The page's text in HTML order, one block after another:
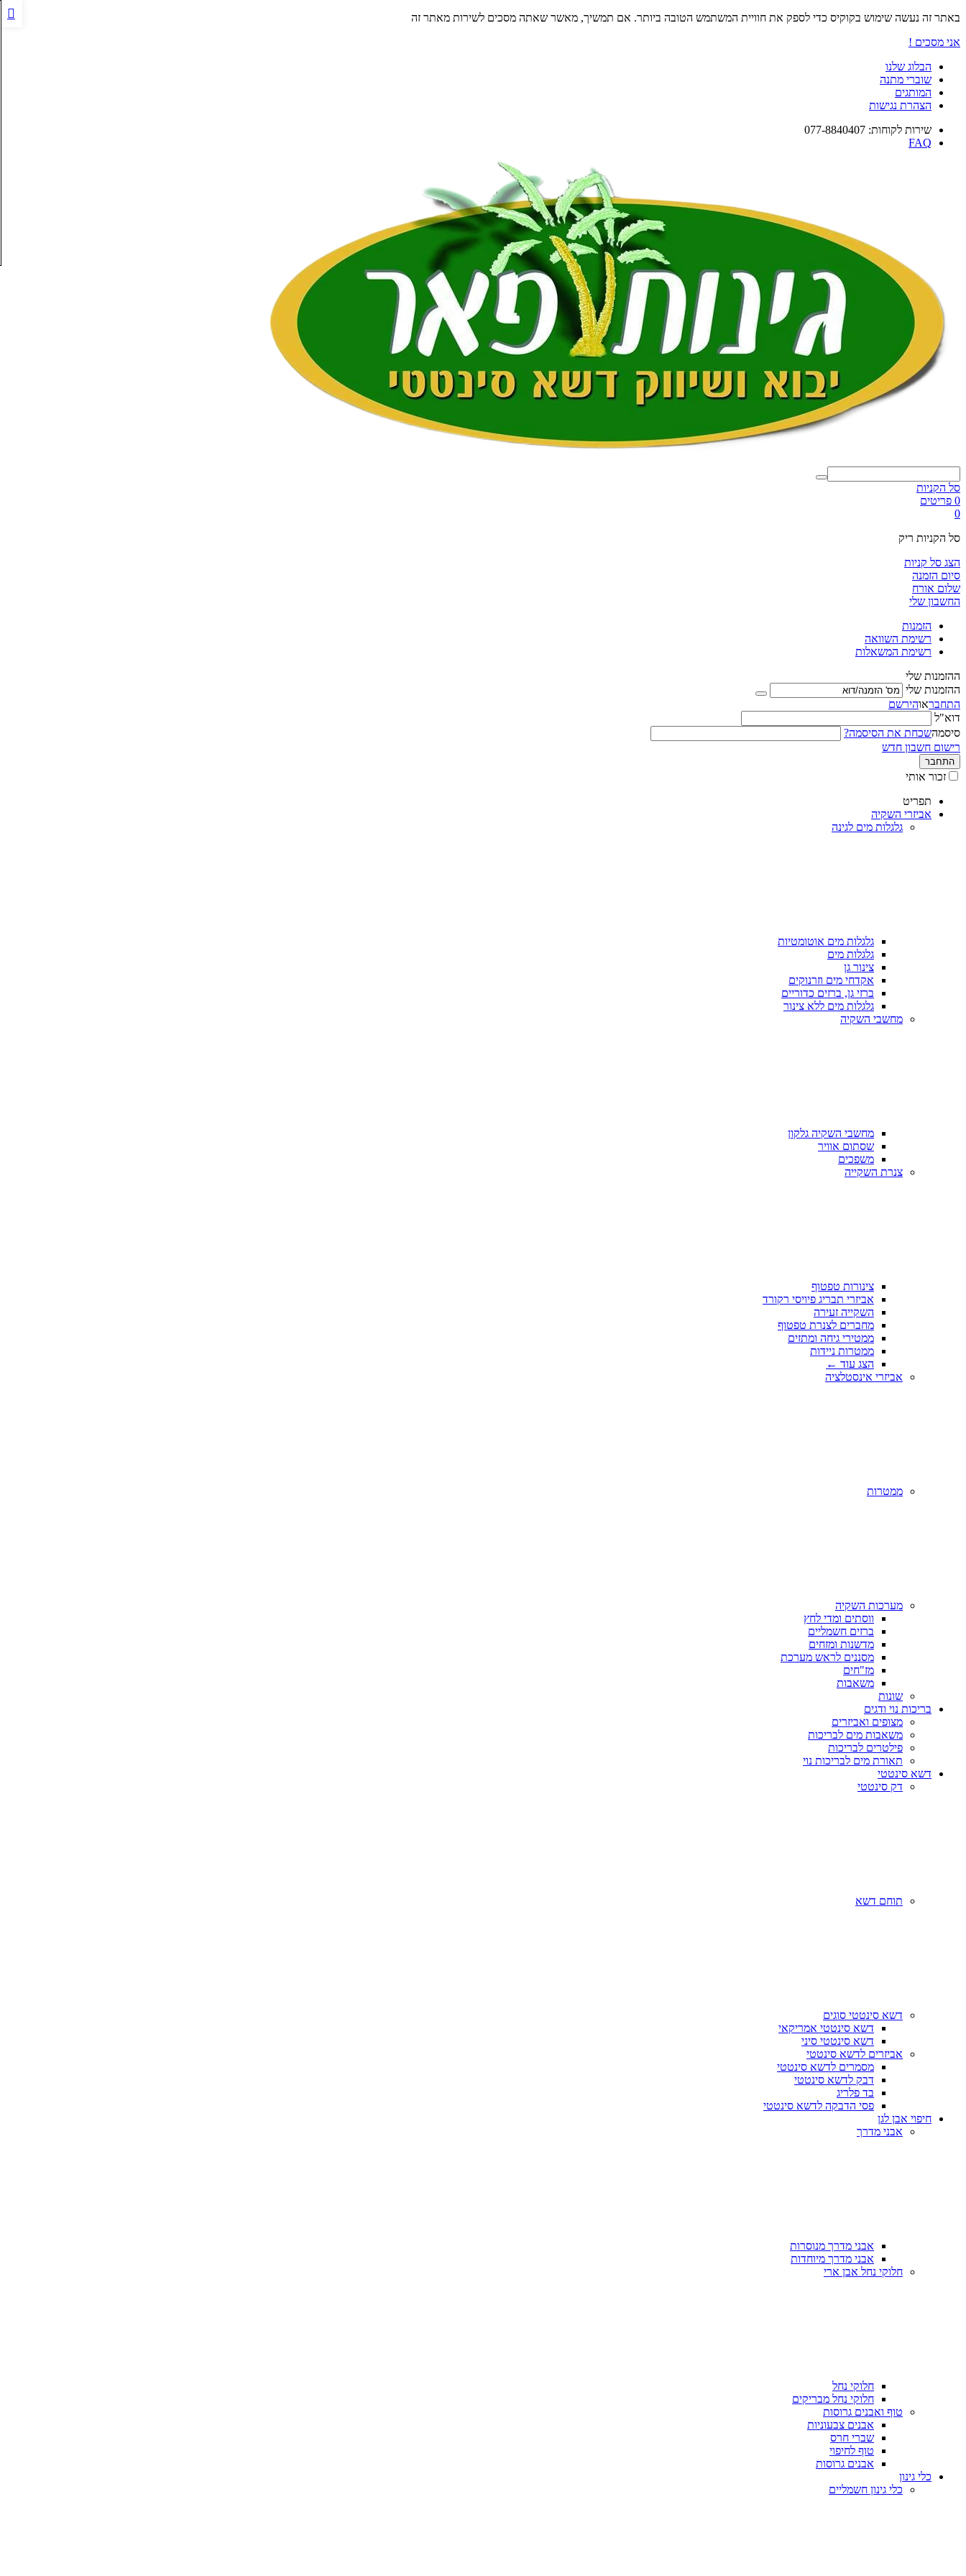
באתר זה נעשה שימוש בקוקיס כדי לספק את חוויית המשתמש הטובה ביותר. אם תמשיך, מאשר שאתה מסכים לשירות מאתר זה
אני מסכים !
הבלוג שלנו
שוברי מתנה
המותגים
הצהרת נגישות
שירות לקוחות: 077-8840407
FAQ
סל הקניות
0 פריטים
0
סל הקניות ריק
הצג סל קניות
סיום הזמנה
שלום אורח
החשבון שלי
הזמנות
רשימת השוואה
רשימת המשאלות
ההזמנות שלי
ההזמנות שלי
התחבראוהירשם
דוא"ל
סיסמהשכחת את הסיסמה?
רישום חשבון חדש
התחבר
זכור אותי
תפריט
אביזרי השקיה
גלגלות מים לגינה
גלגלות מים אוטומטיות
גלגלות מים
צינור גן
אקדחי מים וזרנוקים
ברזי גן, ברזים כדוריים
גלגלות מים ללא צינור
מחשבי השקיה
מחשבי השקיה גלקון
שסתום אוויר
משפכים
צנרת השקייה
צינורות טפטוף
אביזרי תבריג פיויסי רקורד
השקייה זעירה
מחברים לצנרת טפטוף
ממטירי גיחה ומתזים
ממטרות ניידות
הצג עוד ←
אביזרי אינסטלציה
ממטרות
מערכות השקיה
ווסתים ומדי לחץ
ברזים חשמליים
מדשנות ומזחים
מסננים לראש מערכת
מז"חים
משאבות
שונות
בריכות נוי ודגים
מצופים ואביזרים
משאבות מים לבריכות
פילטרים לבריכות
תאורת מים לבריכות נוי
דשא סינטטי
דק סינטטי
תוחם דשא
דשא סינטטי סוגים
דשא סינטטי אמריקאי
דשא סינטטי סיני
אביזרים לדשא סינטטי
מסמרים לדשא סינטטי
דבק לדשא סינטטי
בד פלריג
פסי הדבקה לדשא סינטטי
חיפוי אבן לגן
אבני מדרך
אבני מדרך מנוסרות
אבני מדרך מיוחדות
חלוקי נחל אבן ארי
חלוקי נחל
חלוקי נחל מבריקים
טוף ואבנים גרוסות
אבנים צבעוניות
שברי חרס
טוף לחיפוי
אבנים גרוסות
כלי גינון
כלי גינון חשמליים